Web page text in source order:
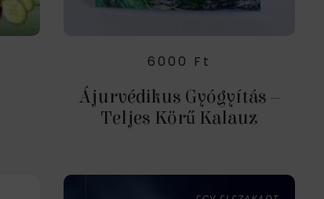
6000 Ft
Ájurvédikus Gyógyítás –
Teljes Körű Kalauz